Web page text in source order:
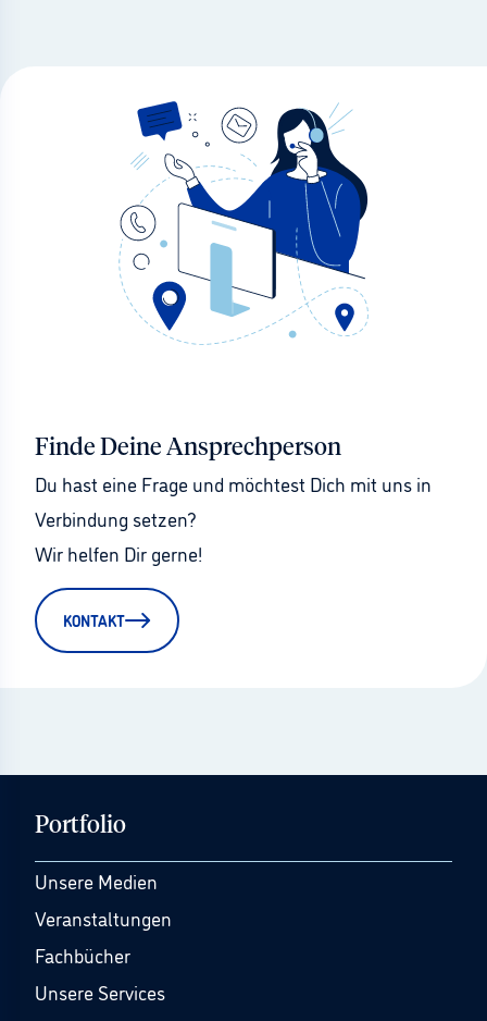
Finde Deine Ansprechperson
Du hast eine Frage und möchtest Dich mit uns in
Verbindung setzen?
Wir helfen Dir gerne!
KONTAKT
Portfolio
Unsere Medien
Veranstaltungen
Fachbücher
Unsere Services